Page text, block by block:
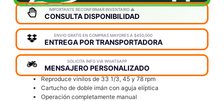
IMPORTANTE RECONFIRMAR INVENTARIO ⚠️
CONSULTA DISPONIBILIDAD
ENVIO GRATIS EN COMPRAS MAYORES A $450,000
ENTREGA POR TRANSPORTADORA
SOLICITA INFO VIA WHATSAPP
MENSAJERO PERSONALIZADO
Reproduce vinilos de 33 1/3, 45 y 78 rpm
Cartucho de doble imán con aguja elíptica
Operación completamente manual